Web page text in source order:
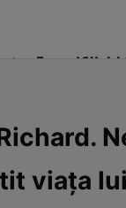
FemeiClick!
viața